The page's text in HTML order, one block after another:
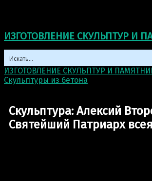
ИЗГОТОВЛЕНИЕ СКУЛЬПТУР И
ИЗГОТОВЛЕНИЕ СКУЛЬПТУР И
Скульптуры из бетона
Скульптура: Алексий
Святейший Патриарх